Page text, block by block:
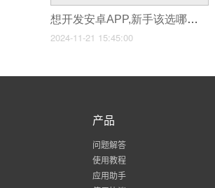
想开发安卓APP,新手该选哪个开发工具?
2024-11-21 15:45:00
产品
问题解答
使用教程
应用助手